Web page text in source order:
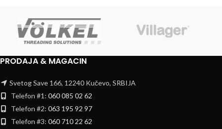
PRODAJA & MAGACIN
Svetog Save 166, 12240 Kučevo, SRBIJA
Telefon #1: 060 085 02 62
Telefon #2: 063 195 92 97
Telefon #3: 060 710 22 62